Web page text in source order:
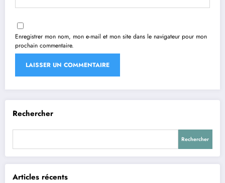
Enregistrer mon nom, mon e-mail et mon site dans le navigateur pour mon
prochain commentaire.
Rechercher
Rechercher
Articles récents